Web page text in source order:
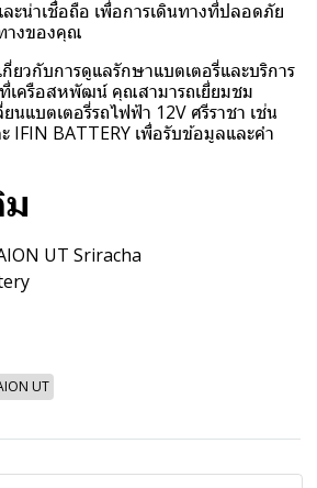
ะน่าเชื่อถือ เพื่อการเดินทางที่ปลอดภัย
างของคุณ
ยวกับการดูแลรักษาแบตเตอรี่และบริการ
เครือสหพัฒน์ คุณสามารถเยี่ยมชม
นแบตเตอรี่รถไฟฟ้า 12V ศรีราชา เช่น
IFIN BATTERY เพื่อรับข้อมูลและคำ
UT Sriracha
UT